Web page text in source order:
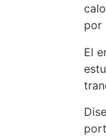
por
El